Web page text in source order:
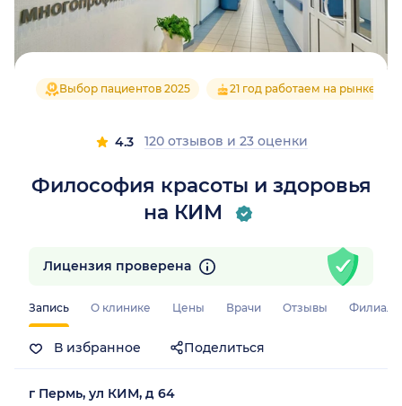
Философия красоты и здоровья
на КИМ
Выбор пациентов 2025 21 год работаем на рынке
4.3 120 отзывов и 23 оценки
Запись О клинике Цены Врачи Отзывы Филиалы
В избранное Поделиться
Лицензия проверена
г Пермь, ул КИМ, д 64